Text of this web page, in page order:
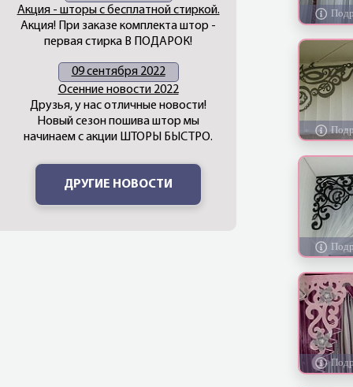
Акция - шторы с бесплатной стиркой.
Акция! При заказе комплекта штор -
первая стирка В ПОДАРОК!
09 сентября 2022
Осенние новости 2022
Друзья, у нас отличные новости!
Новый сезон пошива штор мы
начинаем с акции ШТОРЫ БЫСТРО.
ДРУГИЕ НОВОСТИ